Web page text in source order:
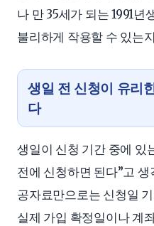
나 만 35세가 되는 1991년
불리하게 작용할 수 있는
생일 전 신청이 유리
다
생일이 신청 기간 중에 있
전에 신청하면 된다”고
공자료만으로는 신청일
실제 가입 확정일이나 계